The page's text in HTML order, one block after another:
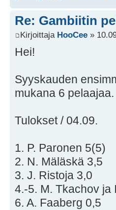
Re: Gambiitin
Kirjoittaja HooCee »
Hei!
Syyskauden
mukana 6 pelaajaa.
Tulokset / 04.09.
1. P. Paronen 5(5)
2. N. Mäläskä 3,5
3. J. Ristoja 3,0
4.-5. M. Tkachov ja
6. A. Faaberg 0,5